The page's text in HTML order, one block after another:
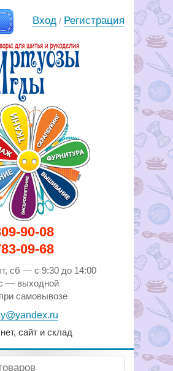
90-08
09-68
cб — с 9:30 до 14:00
— выходной
самовывозе
сайт и склад
иглы. Товары для
рукоделья
Вход / Регистрация